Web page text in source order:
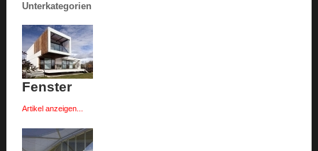
Unterkategorien
Fenster
Artikel anzeigen...